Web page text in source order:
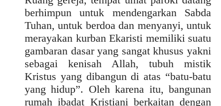
berhimpun untuk mendengarkan Sabda
Tuhan, untuk berdoa dan menyanyi, untuk
merayakan kurban Ekaristi memiliki suatu
gambaran dasar yang sangat khusus yakni
sebagai kenisah Allah, tubuh mistik
Kristus yang dibangun di atas “batu-batu
yang hidup”. Oleh karena itu, bangunan
rumah ibadat Kristiani berkaitan dengan